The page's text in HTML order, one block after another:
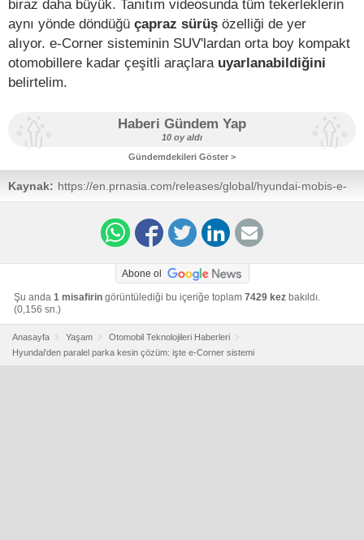
biraz daha büyük. Tanıtım videosunda tüm tekerleklerin
aynı yönde döndüğü çapraz sürüş özelliği de yer
alıyor. e-Corner sisteminin SUV'lardan orta boy kompakt
otomobillere kadar çeşitli araçlara uyarlanabildiğini
belirtelim.
Haberi Gündem Yap
10 oy aldı
Gündemdekileri Göster >
Kaynak: https://en.prnasia.com/releases/global/hyundai-mobis-e-
corner-system-featuring-crab-walking-and-zero-turn-
401288.shtml
Abone ol
Şu anda 1 misafirin görüntülediği bu içeriğe toplam 7429 kez bakıldı.
(0,156 sn.)
Anasayfa Yaşam
Otomobil Teknolojileri Haberleri
Hyundai'den paralel parka kesin çözüm: işte e-Corner sistemi